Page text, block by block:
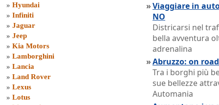
» Hyundai
» Infiniti
» Jaguar
» Jeep
» Kia Motors
» Lamborghini
» Lancia
» Land Rover
» Lexus
» Lotus
»Viaggiare in
NO
Districarsi nel
bella avventura
adrenalina
»Abruzzo: on
Tra i borghi più
sue bellezze
Automania